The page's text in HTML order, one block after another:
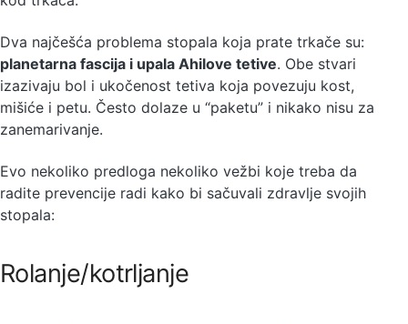
Dva najčešća problema stopala koja prate trkače su:
planetarna fascija i upala Ahilove tetive. Obe stvari
izazivaju bol i ukočenost tetiva koja povezuju kost,
mišiće i petu. Često dolaze u “paketu” i nikako nisu za
zanemarivanje.
Evo nekoliko predloga nekoliko vežbi koje treba da
radite prevencije radi kako bi sačuvali zdravlje svojih
stopala:
Rolanje/kotrljanje